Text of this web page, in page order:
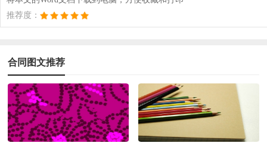
推荐度：
合同图文推荐